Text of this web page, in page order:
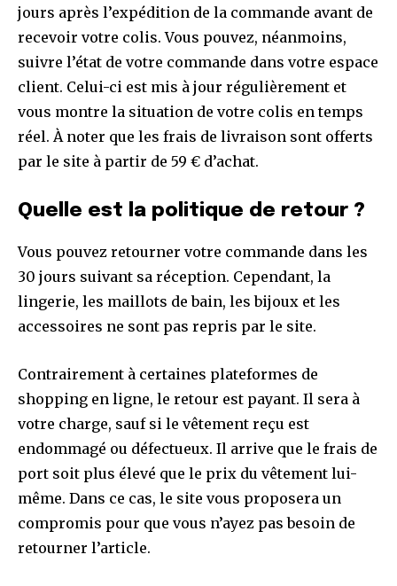
jours après l’expédition de la commande avant de
recevoir votre colis. Vous pouvez, néanmoins,
suivre l’état de votre commande dans votre espace
client. Celui-ci est mis à jour régulièrement et
vous montre la situation de votre colis en temps
réel. À noter que les frais de livraison sont offerts
par le site à partir de 59 € d’achat.
Quelle est la politique de retour ?
Vous pouvez retourner votre commande dans les
30 jours suivant sa réception. Cependant, la
lingerie, les maillots de bain, les bijoux et les
accessoires ne sont pas repris par le site.
Contrairement à certaines plateformes de
shopping en ligne, le retour est payant. Il sera à
votre charge, sauf si le vêtement reçu est
endommagé ou défectueux. Il arrive que le frais de
port soit plus élevé que le prix du vêtement lui-
même. Dans ce cas, le site vous proposera un
compromis pour que vous n’ayez pas besoin de
retourner l’article.